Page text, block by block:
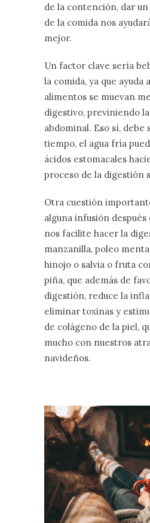
de la contención, dar un
de la comida nos
mejor.
Un factor clave sería
la comida, ya que ayuda
alimentos se muevan
digestivo, previniendo
abdominal. Eso sí, debe
tiempo, el agua fría
ácidos estomacales
proceso de la digestión
Otra cuestión
alguna infusión después
nos facilite hacer la
manzanilla, poleo
hinojo o salvia o fruta
piña, que además de
digestión, reduce la
eliminar toxinas y
de colágeno de la piel,
mucho con nuestros
navideños.